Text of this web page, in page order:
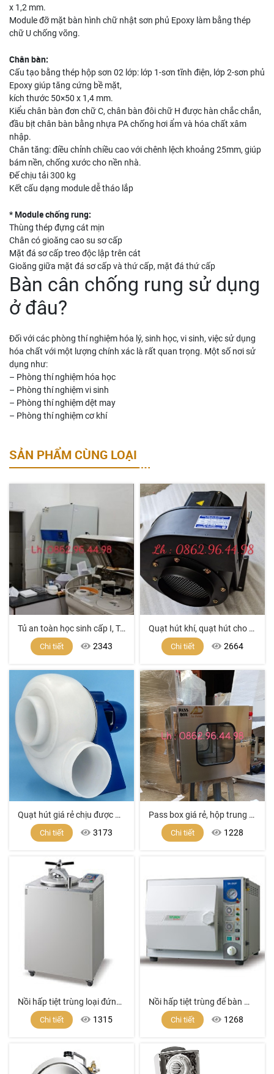
x 1,2 mm.
Module đỡ mặt bàn hình chữ nhật sơn phủ Epoxy làm bằng thép
chữ U chống võng.
Chân bàn:
Cấu tạo bằng thép hộp sơn 02 lớp: lớp 1-sơn tĩnh điện, lớp 2-sơn phủ
Epoxy giúp tăng cứng bề mặt,
kích thước 50×50 x 1,4 mm.
Kiểu chân bàn đơn chữ C, chân bàn đôi chữ H được hàn chắc chắn,
đầu bịt chân bàn bằng nhựa PA chống hơi ẩm và hóa chất xâm
nhập.
Chân tăng: điều chỉnh chiều cao với chênh lệch khoảng 25mm, giúp
bám nền, chống xước cho nền nhà.
Đế chịu tải 300 kg
Kết cấu dạng module dễ tháo lắp
* Module chống rung:
Thùng thép đựng cát mịn
Chân có gioăng cao su sơ cấp
Mặt đá sơ cấp treo độc lập trên cát
Gioăng giữa mặt đá sơ cấp và thứ cấp, mặt đá thứ cấp
Bàn cân chống rung sử dụng
ở đâu?
Đối với các phòng thí nghiệm hóa lý, sinh học, vi sinh, việc sử dụng
hóa chất với một lượng chính xác là rất quan trọng. Một số nơi sử
dụng như:
– Phòng thí nghiệm hóa học
– Phòng thí nghiệm vi sinh
– Phòng thí nghiệm dệt may
– Phòng thí nghiệm cơ khí
SẢN PHẨM CÙNG LOẠI
Tủ an toàn học sinh cấp I, Tủ an toàn cấp I
Chi tiết 2343
Quạt hút khí, quạt hút cho tủ hút khí độc
Chi tiết 2664
Quạt hút giá rẻ chịu được Acid, dung môi, hóa chất mạnh dùng cho tủ hút khí độc, phòng Lab
Chi tiết 3173
Pass box giá rẻ, hộp trung chuyển, cửa đưa hàng phòng sạch, thiết bị phòng sạch, thiết bị phòng vi sinh, cách ly phòng sạch, Pass box giá tốt
Chi tiết 1228
Nồi hấp tiệt trùng loại đứng model SA-300VF
Chi tiết 1315
Nồi hấp tiệt trùng để bàn model SA-252F (24 lít)
Chi tiết 1268